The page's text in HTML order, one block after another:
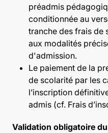
préadmis
conditionnée au
tranche des frais de
aux modalités
d'admission.
Le paiement de la
de scolarité par les
l’inscription
admis (cf. Frais
Validation obligatoire